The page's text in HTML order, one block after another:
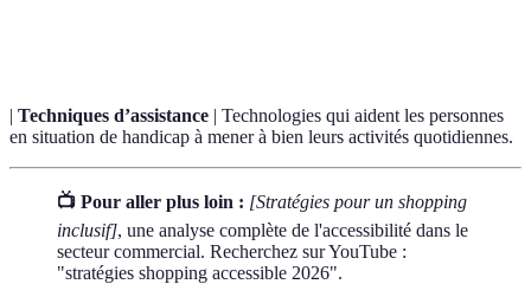
| Techniques d’assistance | Technologies qui aident les personnes
en situation de handicap à mener à bien leurs activités quotidiennes.
📺 Pour aller plus loin : [Stratégies pour un shopping
inclusif], une analyse complète de l'accessibilité dans le
secteur commercial. Recherchez sur YouTube :
"stratégies shopping accessible 2026".